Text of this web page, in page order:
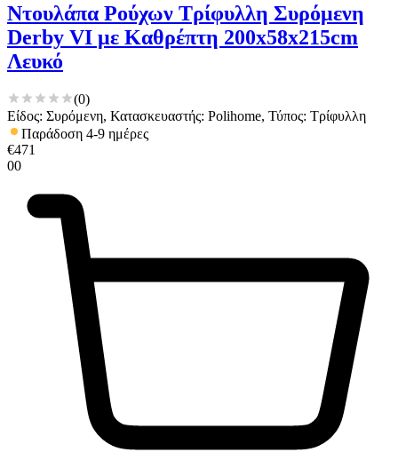
Ντουλάπα Ρούχων Τρίφυλλη Συρόμενη
Derby VI με Καθρέπτη 200x58x215cm
Λευκό
(0)
Είδος: Συρόμενη, Κατασκευαστής: Polihome, Τύπος: Τρίφυλλη
Παράδοση 4-9 ημέρες
€471
00